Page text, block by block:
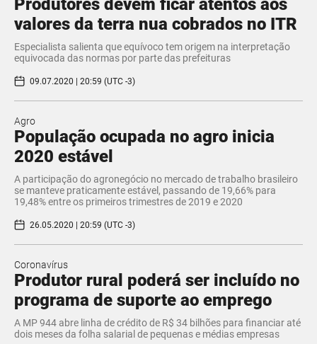
Produtores devem ficar atentos aos
valores da terra nua cobrados no ITR
Especialista salienta que equívoco tem origem na interpretação
equivocada das normas por parte das prefeituras
09.07.2020 | 20:59 (UTC -3)
Agro
População ocupada no agro inicia
2020 estável
A participação do agronegócio no mercado de trabalho brasileiro
se manteve praticamente estável, passando de 19,66% para
19,48% entre os primeiros trimestres de 2019 e 2020
26.05.2020 | 20:59 (UTC -3)
Coronavírus
Produtor rural poderá ser incluído no
programa de suporte ao emprego
A MP 944 abre linha de crédito de R$ 34 bilhões para financiar até
dois meses da folha salarial de pequenas e médias empresas